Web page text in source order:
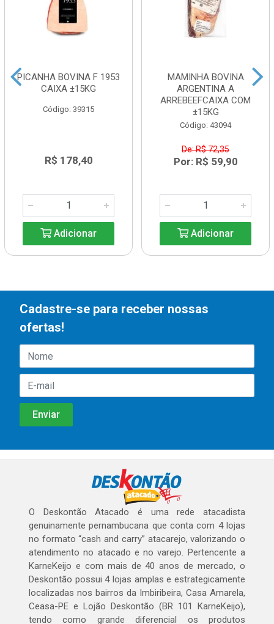
PICANHA BOVINA F 1953
CAIXA ±15KG
Código: 39315
R$ 178,40
Adicionar
MAMINHA BOVINA
ARGENTINA A
ARREBEEFCAIXA COM
±15KG
Código: 43094
De: R$ 72,35
Por: R$ 59,90
Adicionar
Cadastre-se para receber nossas
ofertas!
O Deskontão Atacado é uma rede atacadista
genuinamente pernambucana que conta com 4 lojas
no formato “cash and carry” atacarejo, valorizando o
atendimento no atacado e no varejo. Pertencente a
KarneKeijo e com mais de 40 anos de mercado, o
Deskontão possui 4 lojas amplas e estrategicamente
localizadas nos bairros da Imbiribeira, Casa Amarela,
Ceasa-PE e Lojão Deskontão (BR 101 KarneKeijo),
tendo como grande diferencial os produtos